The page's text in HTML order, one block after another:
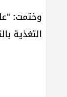
وختمت:
التغذية